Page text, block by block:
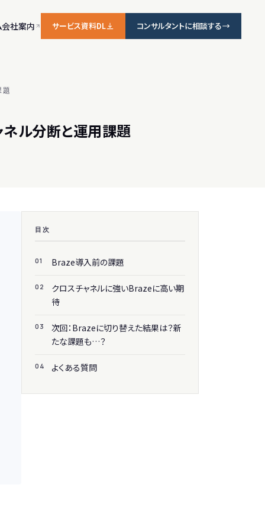
会社案内 サービス資料DL コンサルタントに相談する
ネル分断と運用課題
目次
Braze導入前の課題
クロスチャネルに強いBrazeに高い期
待
次回：Brazeに切り替えた結果は？新
たな課題も…？
よくある質問